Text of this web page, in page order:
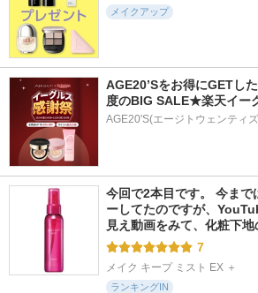
メイクアップ
AGE20’Sをお得にGETし
度のBIG SALE★楽天イー
AGE20'S(エージトウェンティ
今回で2本目です。 今まで
ーしてたのですが、
見え動画をみて、化粧下
7
メイク キープ ミスト EX ＋
ランキングIN